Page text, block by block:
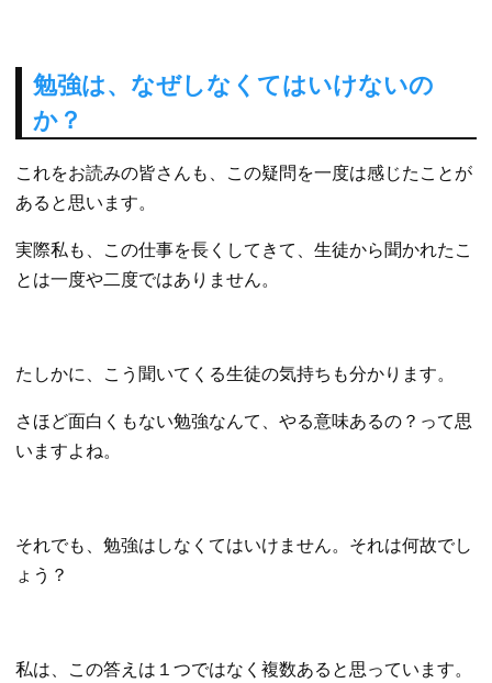
勉強は、なぜしなくてはいけないの
か？
これをお読みの皆さんも、この疑問を一度は感じたことが
あると思います。
実際私も、この仕事を長くしてきて、生徒から聞かれたこ
とは一度や二度ではありません。
たしかに、こう聞いてくる生徒の気持ちも分かります。
さほど面白くもない勉強なんて、やる意味あるの？って思
いますよね。
それでも、勉強はしなくてはいけません。それは何故でし
ょう？
私は、この答えは１つではなく複数あると思っています。